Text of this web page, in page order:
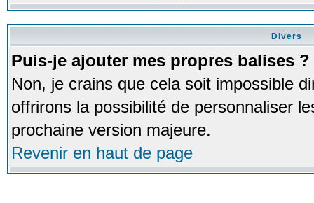
Divers
Puis-je ajouter mes propres balises ?
Non, je crains que cela soit impossible
offrirons la possibilité de personnaliser
prochaine version majeure.
Revenir en haut de page